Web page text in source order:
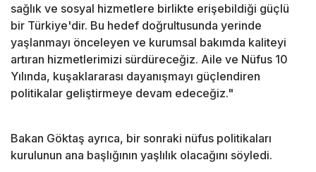
sağlık ve sosyal hizmetlere birlikte erişebildiği güçlü
bir Türkiye'dir. Bu hedef doğrultusunda yerinde
yaşlanmayı önceleyen ve kurumsal bakımda kaliteyi
artıran hizmetlerimizi sürdüreceğiz. Aile ve Nüfus 10
Yılında, kuşaklararası dayanışmayı güçlendiren
politikalar geliştirmeye devam edeceğiz."
Bakan Göktaş ayrıca, bir sonraki nüfus politikaları
kurulunun ana başlığının yaşlılık olacağını söyledi.